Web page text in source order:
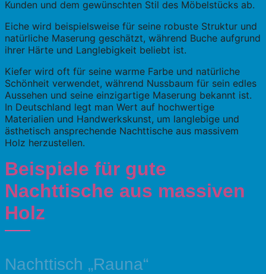
Kunden und dem gewünschten Stil des Möbelstücks ab.
Eiche wird beispielsweise für seine robuste Struktur und
natürliche Maserung geschätzt, während Buche aufgrund
ihrer Härte und Langlebigkeit beliebt ist.
Kiefer wird oft für seine warme Farbe und natürliche
Schönheit verwendet, während Nussbaum für sein edles
Aussehen und seine einzigartige Maserung bekannt ist.
In Deutschland legt man Wert auf hochwertige
Materialien und Handwerkskunst, um langlebige und
ästhetisch ansprechende Nachttische aus massivem
Holz herzustellen.
Beispiele für gute
Nachttische aus massiven
Holz
Nachttisch „Rauna“